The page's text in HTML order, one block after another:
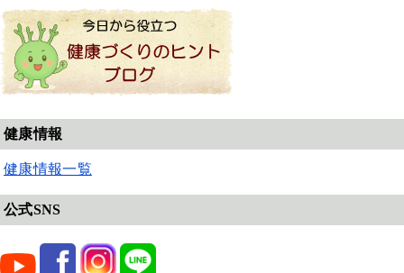
健康情報
健康情報一覧
公式SNS